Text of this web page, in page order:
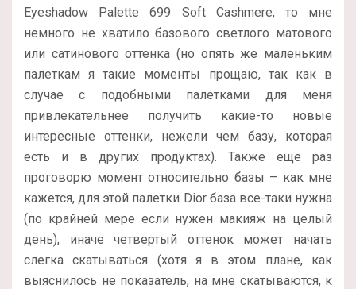
Eyeshadow Palette 699 Soft Cashmere, то мне
немного не хватило базового светлого матового
или сатинового оттенка (но опять же маленьким
палеткам я такие моменты прощаю, так как в
случае с подобными палетками для меня
привлекательнее получить какие-то новые
интересные оттенки, нежели чем базу, которая
есть и в других продуктах). Также еще раз
проговорю момент относительно базы – как мне
кажется, для этой палетки Dior база все-таки нужна
(по крайней мере если нужен макияж на целый
день), иначе четвертый оттенок может начать
слегка скатываться (хотя я в этом плане, как
выяснилось не показатель, на мне скатываются, к